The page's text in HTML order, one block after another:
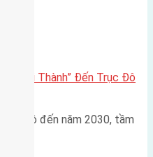
Ngoại Thành” Đến Trục Đô
Thủ đô đến năm 2030, tầm